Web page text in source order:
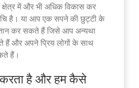
में और भी अधिक विकास कर
है। या आप एक सपने की छुट्टी के
कर सकते हैं जिसे आप अन्यथा
हैं और अपने प्रिय लोगों के साथ
हैं।
है और हम कैसे